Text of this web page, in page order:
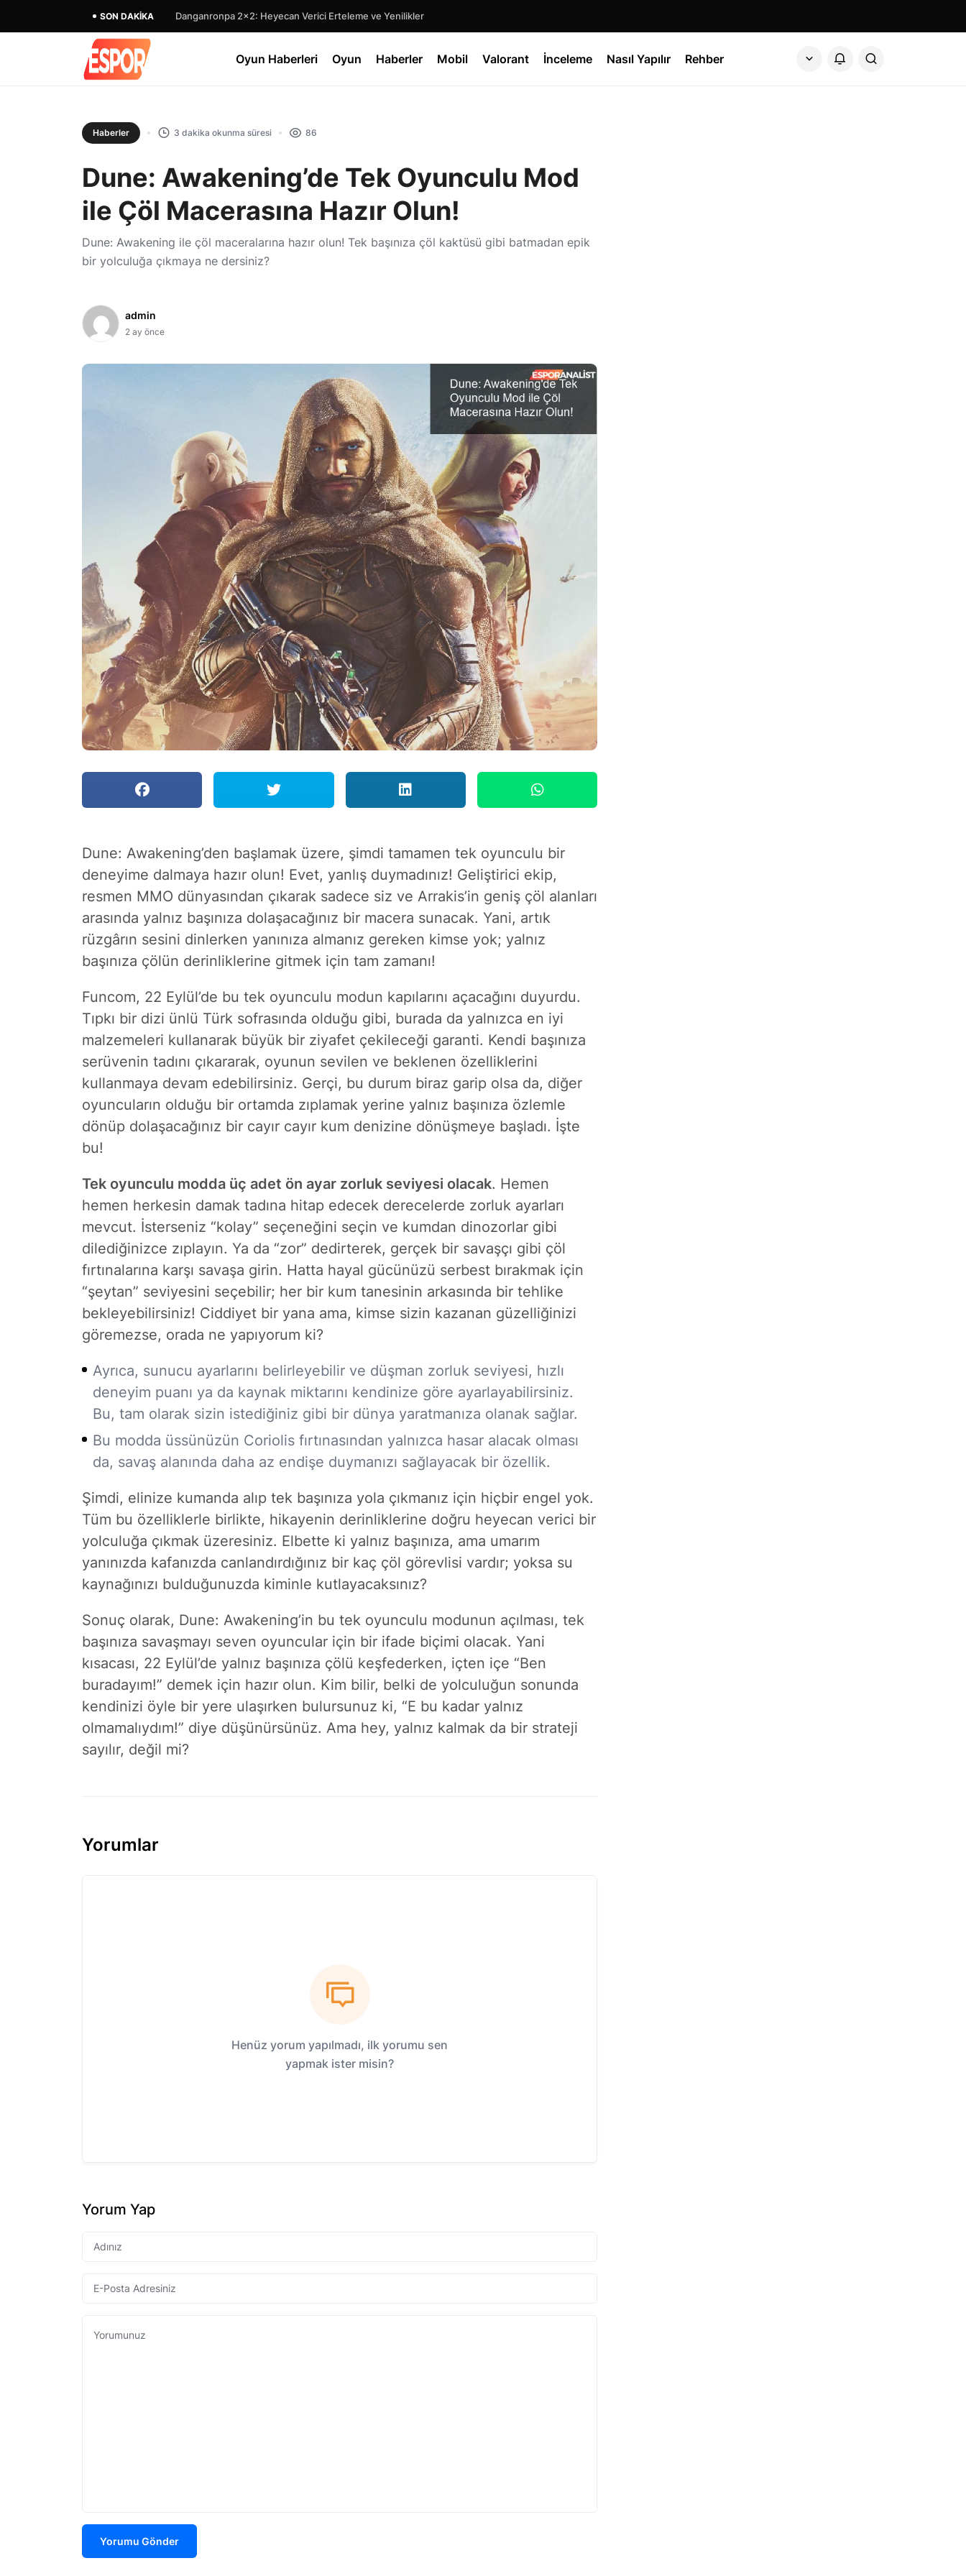
SON DAKIKA Danganronpa 2×2: Heyecan Verici Erteleme ve Yenilikler
Oyun Haberleri Oyun Haberler Mobil Valorant İnceleme Nasıl Yapılır Rehber
Haberler 3 dakika okunma süresi 86
Dune: Awakening’de Tek Oyunculu Mod
ile Çöl Macerasına Hazır Olun!
Dune: Awakening ile çöl maceralarına hazır olun! Tek başınıza çöl kaktüsü gibi batmadan epik
bir yolculuğa çıkmaya ne dersiniz?
admin
2 ay önce
Dune: Awakening’den başlamak üzere, şimdi tamamen tek oyunculu bir
deneyime dalmaya hazır olun! Evet, yanlış duymadınız! Geliştirici ekip,
resmen MMO dünyasından çıkarak sadece siz ve Arrakis’in geniş çöl alanları
arasında yalnız başınıza dolaşacağınız bir macera sunacak. Yani, artık
rüzgârın sesini dinlerken yanınıza almanız gereken kimse yok; yalnız
başınıza çölün derinliklerine gitmek için tam zamanı!
Funcom, 22 Eylül’de bu tek oyunculu modun kapılarını açacağını duyurdu.
Tıpkı bir dizi ünlü Türk sofrasında olduğu gibi, burada da yalnızca en iyi
malzemeleri kullanarak büyük bir ziyafet çekileceği garanti. Kendi başınıza
serüvenin tadını çıkararak, oyunun sevilen ve beklenen özelliklerini
kullanmaya devam edebilirsiniz. Gerçi, bu durum biraz garip olsa da, diğer
oyuncuların olduğu bir ortamda zıplamak yerine yalnız başınıza özlemle
dönüp dolaşacağınız bir cayır cayır kum denizine dönüşmeye başladı. İşte
bu!
Tek oyunculu modda üç adet ön ayar zorluk seviyesi olacak. Hemen
hemen herkesin damak tadına hitap edecek derecelerde zorluk ayarları
mevcut. İsterseniz “kolay” seçeneğini seçin ve kumdan dinozorlar gibi
dilediğinizce zıplayın. Ya da “zor” dedirterek, gerçek bir savaşçı gibi çöl
fırtınalarına karşı savaşa girin. Hatta hayal gücünüzü serbest bırakmak için
“şeytan” seviyesini seçebilir; her bir kum tanesinin arkasında bir tehlike
bekleyebilirsiniz! Ciddiyet bir yana ama, kimse sizin kazanan güzelliğinizi
göremezse, orada ne yapıyorum ki?
Ayrıca, sunucu ayarlarını belirleyebilir ve düşman zorluk seviyesi, hızlı
deneyim puanı ya da kaynak miktarını kendinize göre ayarlayabilirsiniz.
Bu, tam olarak sizin istediğiniz gibi bir dünya yaratmanıza olanak sağlar.
Bu modda üssünüzün Coriolis fırtınasından yalnızca hasar alacak olması
da, savaş alanında daha az endişe duymanızı sağlayacak bir özellik.
Şimdi, elinize kumanda alıp tek başınıza yola çıkmanız için hiçbir engel yok.
Tüm bu özelliklerle birlikte, hikayenin derinliklerine doğru heyecan verici bir
yolculuğa çıkmak üzeresiniz. Elbette ki yalnız başınıza, ama umarım
yanınızda kafanızda canlandırdığınız bir kaç çöl görevlisi vardır; yoksa su
kaynağınızı bulduğunuzda kiminle kutlayacaksınız?
Sonuç olarak, Dune: Awakening’in bu tek oyunculu modunun açılması, tek
başınıza savaşmayı seven oyuncular için bir ifade biçimi olacak. Yani
kısacası, 22 Eylül’de yalnız başınıza çölü keşfederken, içten içe “Ben
buradayım!” demek için hazır olun. Kim bilir, belki de yolculuğun sonunda
kendinizi öyle bir yere ulaşırken bulursunuz ki, “E bu kadar yalnız
olmamalıydım!” diye düşünürsünüz. Ama hey, yalnız kalmak da bir strateji
sayılır, değil mi?
Yorumlar
Henüz yorum yapılmadı, ilk yorumu sen
yapmak ister misin?
Yorum Yap
Yorumu Gönder